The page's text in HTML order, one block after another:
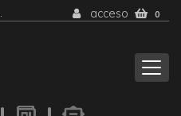
acceso 0